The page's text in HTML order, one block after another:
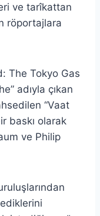
ve tarîkattan
röportajlara
The Tokyo Gas
adıyla çıkan
“Vaat
baskı olarak
ve Philip